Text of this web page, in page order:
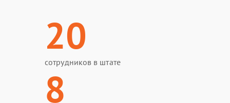
20
сотрудников в штате
8